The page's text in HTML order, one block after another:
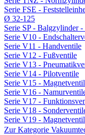
Serie FSE -
Ø 32-125
Serie SP - Balgzylinder
Serie V10 -
Serie V11 - Handventile
Serie V12 - Fußventile
Serie V13 -
Serie V14 - Pilotventile
Serie V15 -
Serie V16 -
Serie V17 -
Serie V18 -
Serie V19 -
Zur Kategorie